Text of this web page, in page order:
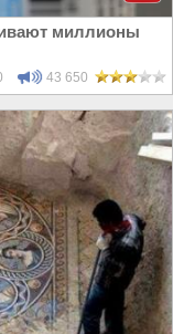
миллионы
43 650